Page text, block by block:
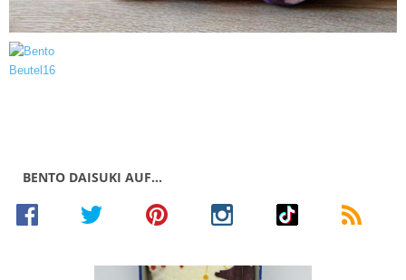
BENTO DAISUKI AUF…